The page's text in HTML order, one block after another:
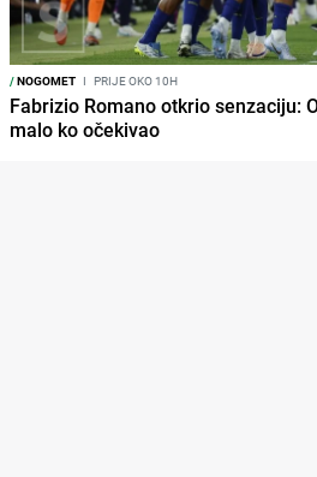
/NOGOMET I PRIJE OKO 10H
Fabrizio Romano otkrio senzaciju:
malo ko očekivao